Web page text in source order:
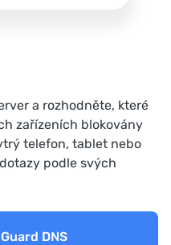
a rozhodněte, které
zařízeních blokovány
telefon, tablet nebo
podle svých
DNS